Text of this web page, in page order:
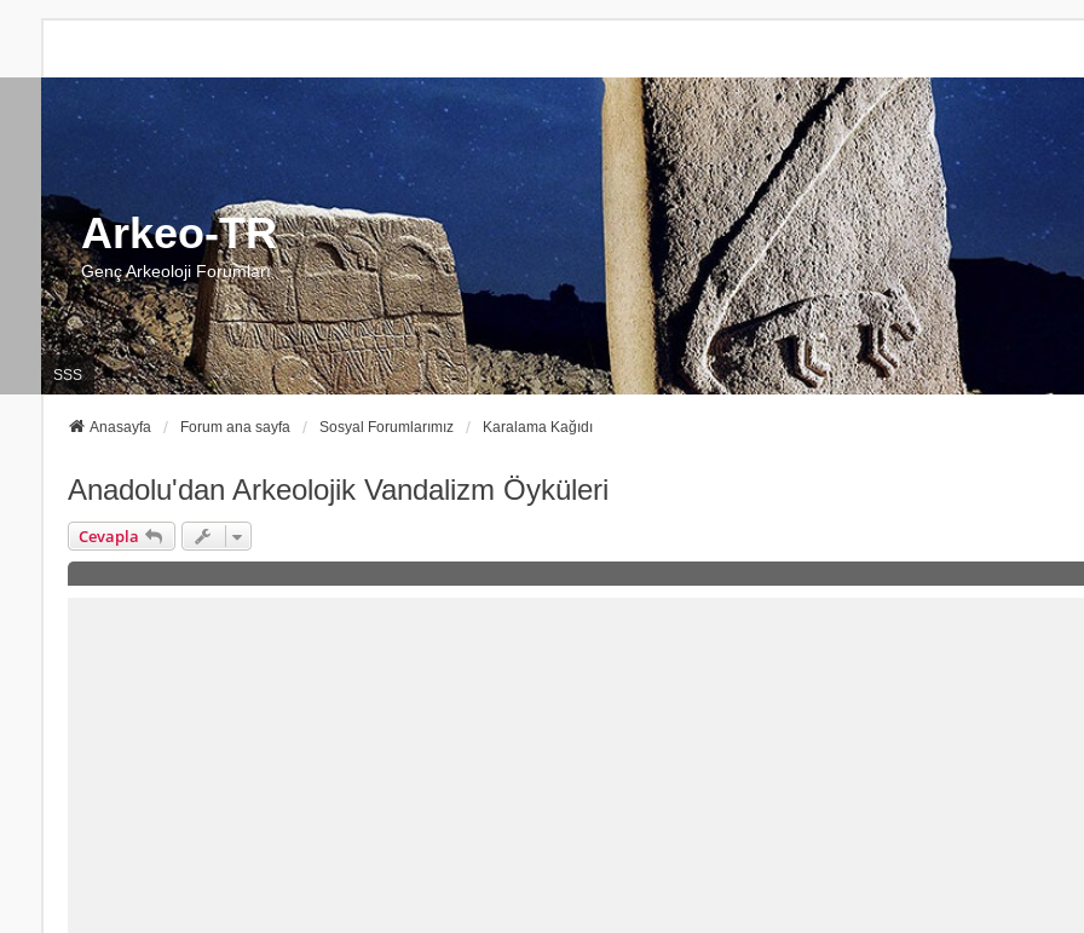
Arkeo-TR
Genç Arkeoloji Forumları
SSS
Anasayfa Forum ana sayfa Sosyal Forumlarımız Karalama Kağıdı
Anadolu'dan Arkeolojik Vandalizm Öyküleri
Cevapla